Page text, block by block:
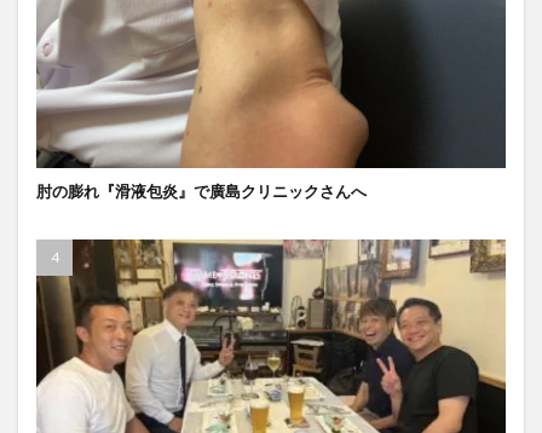
肘の膨れ『滑液包炎』で廣島クリニックさんへ